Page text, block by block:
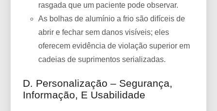
rasgada que um paciente pode observar.
As bolhas de alumínio a frio são difíceis de
abrir e fechar sem danos visíveis; eles
oferecem evidência de violação superior em
cadeias de suprimentos serializadas.
D. Personalização – Segurança,
Informação, E Usabilidade